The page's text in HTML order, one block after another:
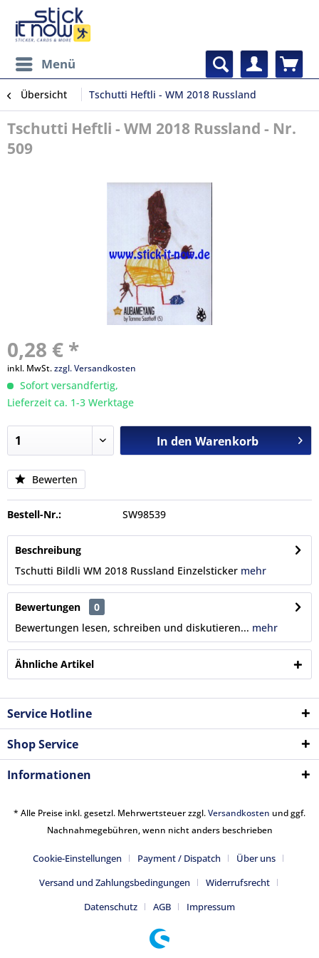
Menü
Übersicht Tschutti Heftli - WM 2018 Russland
Tschutti Heftli - WM 2018 Russland - Nr.
509
0,28 € *
inkl. MwSt.zzgl. Versandkosten
Sofort versandfertig,
Lieferzeit ca. 1-3 Werktage
In den Warenkorb
Bewerten
Bestell-Nr.: SW98539
Beschreibung
Tschutti Bildli WM 2018 Russland Einzelsticker mehr
Bewertungen
0
Bewertungen lesen, schreiben und diskutieren... mehr
Ähnliche Artikel
Service Hotline
Shop Service
Informationen
* Alle Preise inkl. gesetzl. Mehrwertsteuer zzgl.Versandkosten und ggf.
Nachnahmegebühren, wenn nicht anders beschrieben
Cookie-Einstellungen Payment / Dispatch
Über uns
Versand und Zahlungsbedingungen
Widerrufsrecht
Datenschutz
AGB Impressum